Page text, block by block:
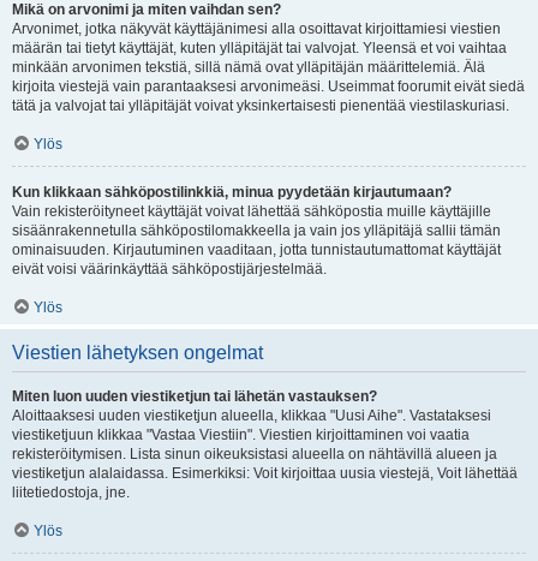
Mikä on arvonimi ja miten vaihdan sen?
Arvonimet, jotka näkyvät käyttäjänimesi alla osoittavat kirjoittamiesi viestien
määrän tai tietyt käyttäjät, kuten ylläpitäjät tai valvojat. Yleensä et voi vaihtaa
minkään arvonimen tekstiä, sillä nämä ovat ylläpitäjän määrittelemiä. Älä
kirjoita viestejä vain parantaaksesi arvonimeäsi. Useimmat foorumit eivät siedä
tätä ja valvojat tai ylläpitäjät voivat yksinkertaisesti pienentää viestilaskuriasi.
Ylös
Kun klikkaan sähköpostilinkkiä, minua pyydetään kirjautumaan?
Vain rekisteröityneet käyttäjät voivat lähettää sähköpostia muille käyttäjille
sisäänrakennetulla sähköpostilomakkeella ja vain jos ylläpitäjä sallii tämän
ominaisuuden. Kirjautuminen vaaditaan, jotta tunnistautumattomat käyttäjät
eivät voisi väärinkäyttää sähköpostijärjestelmää.
Ylös
Viestien lähetyksen ongelmat
Miten luon uuden viestiketjun tai lähetän vastauksen?
Aloittaaksesi uuden viestiketjun alueella, klikkaa "Uusi Aihe". Vastataksesi
viestiketjuun klikkaa "Vastaa Viestiin". Viestien kirjoittaminen voi vaatia
rekisteröitymisen. Lista sinun oikeuksistasi alueella on nähtävillä alueen ja
viestiketjun alalaidassa. Esimerkiksi: Voit kirjoittaa uusia viestejä, Voit lähettää
liitetiedostoja, jne.
Ylös